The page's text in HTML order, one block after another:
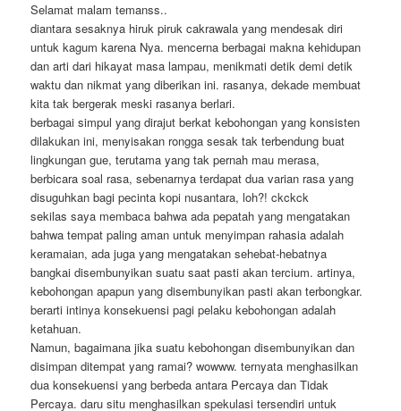
Selamat malam temanss..
diantara sesaknya hiruk piruk cakrawala yang mendesak diri
untuk kagum karena Nya. mencerna berbagai makna kehidupan
dan arti dari hikayat masa lampau, menikmati detik demi detik
waktu dan nikmat yang diberikan ini. rasanya, dekade membuat
kita tak bergerak meski rasanya berlari.
berbagai simpul yang dirajut berkat kebohongan yang konsisten
dilakukan ini, menyisakan rongga sesak tak terbendung buat
lingkungan gue, terutama yang tak pernah mau merasa,
berbicara soal rasa, sebenarnya terdapat dua varian rasa yang
disuguhkan bagi pecinta kopi nusantara, loh?! ckckck
sekilas saya membaca bahwa ada pepatah yang mengatakan
bahwa tempat paling aman untuk menyimpan rahasia adalah
keramaian, ada juga yang mengatakan sehebat-hebatnya
bangkai disembunyikan suatu saat pasti akan tercium. artinya,
kebohongan apapun yang disembunyikan pasti akan terbongkar.
berarti intinya konsekuensi pagi pelaku kebohongan adalah
ketahuan.
Namun, bagaimana jika suatu kebohongan disembunyikan dan
disimpan ditempat yang ramai? wowww. ternyata menghasilkan
dua konsekuensi yang berbeda antara Percaya dan Tidak
Percaya. daru situ menghasilkan spekulasi tersendiri untuk